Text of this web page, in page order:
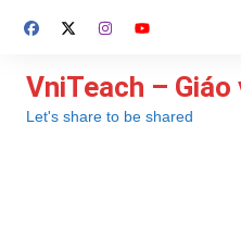
đến
dung
VniTeach – Giáo
Let's share to be shared